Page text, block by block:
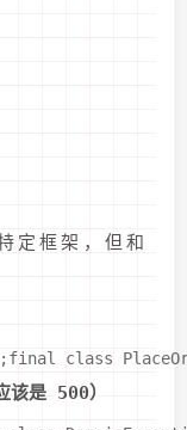
定框架，但和
class
该是 500）